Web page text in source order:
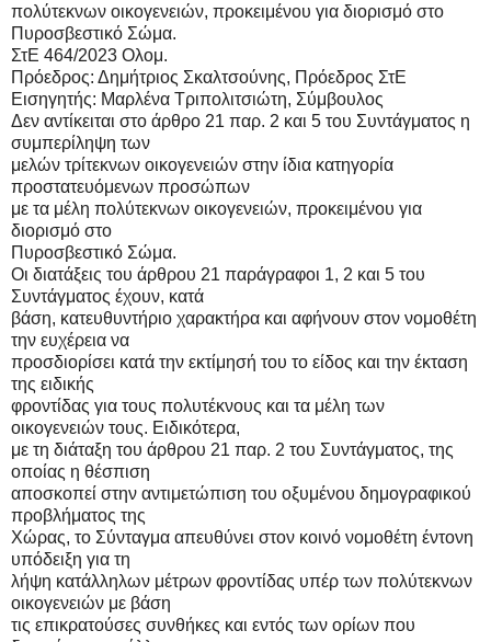
πολύτεκνων οικογενειών, προκειμένου για διορισμό στο
Πυροσβεστικό Σώμα.
ΣτΕ 464/2023 Ολομ.
Πρόεδρος: Δημήτριος Σκαλτσούνης, Πρόεδρος ΣτΕ
Εισηγητής: Μαρλένα Τριπολιτσιώτη, Σύμβουλος
Δεν αντίκειται στo άρθρo 21 παρ. 2 και 5 του Συντάγματος η
συμπερίληψη των
μελών τρίτεκνων οικογενειών στην ίδια κατηγορία
προστατευόμενων προσώπων
με τα μέλη πολύτεκνων οικογενειών, προκειμένου για
διορισμό στο
Πυροσβεστικό Σώμα.
Οι διατάξεις του άρθρου 21 παράγραφοι 1, 2 και 5 του
Συντάγματος έχουν, κατά
βάση, κατευθυντήριο χαρακτήρα και αφήνουν στον νομοθέτη
την ευχέρεια να
προσδιορίσει κατά την εκτίμησή του το είδος και την έκταση
της ειδικής
φροντίδας για τους πολυτέκνους και τα μέλη των
οικογενειών τους. Ειδικότερα,
με τη διάταξη του άρθρου 21 παρ. 2 του Συντάγματος, της
οποίας η θέσπιση
αποσκοπεί στην αντιμετώπιση του οξυμένου δημογραφικού
προβλήματος της
Χώρας, το Σύνταγμα απευθύνει στον κοινό νομοθέτη έντονη
υπόδειξη για τη
λήψη κατάλληλων μέτρων φροντίδας υπέρ των πολύτεκνων
οικογενειών με βάση
τις επικρατούσες συνθήκες και εντός των ορίων που